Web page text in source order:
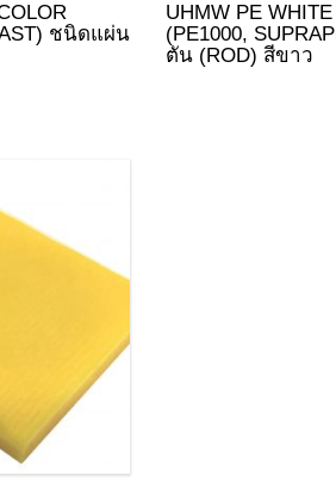
ชนิดแผ่น
UHMW PE
(PE1000,
ตัน (ROD) สีขาว